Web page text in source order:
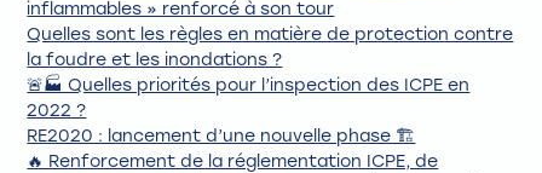
inflammables » renforcé à son tour
Quelles sont les règles en matière de protection contre
la foudre et les inondations ?
🚨🏭 Quelles priorités pour l’inspection des ICPE en
2022 ?
RE2020 : lancement d’une nouvelle phase 🏗️
🔥 Renforcement de la réglementation ICPE, de